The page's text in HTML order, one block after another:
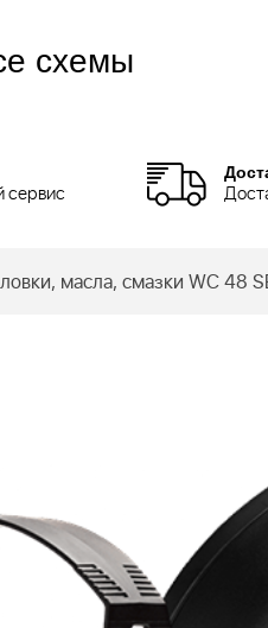
схемы
масла, смазки WC 48